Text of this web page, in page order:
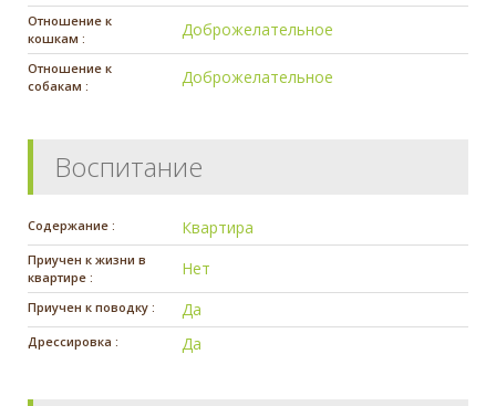
Отношение к
кошкам :
Доброжелательное
Отношение к
собакам :
Доброжелательное
Воспитание
Содержание : Квартира
Приучен к жизни в
квартире :
Нет
Приучен к поводку : Да
Дрессировка : Да